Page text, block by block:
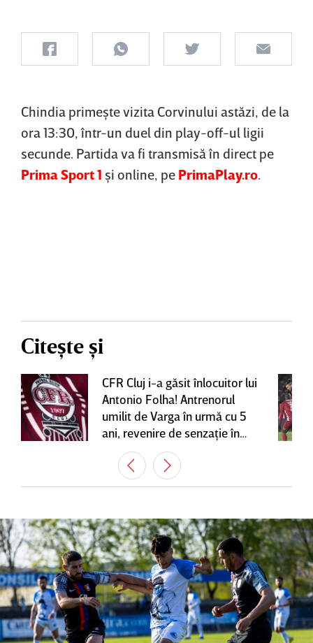
Chindia primeşte vizita Corvinului astăzi, de la
ora 13:30, într-un duel din play-off-ul ligii
secunde. Partida va fi transmisă în direct pe
Prima Sport 1 şi online, pe PrimaPlay.ro.
Citește și
CFR Cluj i-a găsit înlocuitor lui
Antonio Folha! Antrenorul
umilit de Varga în urmă cu 5
ani, revenire de senzaţie în
Gruia